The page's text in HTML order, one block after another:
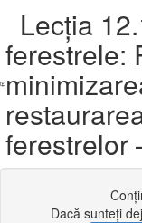
Lecția
ferestrele:
ferestrelor
Dacă sunteți